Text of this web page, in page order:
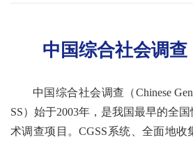
中国综合社会调查
中国综合社会调查（Chinese
SS）始于2003年，是我国最早的全
术调查项目。CGSS系统、全面地收